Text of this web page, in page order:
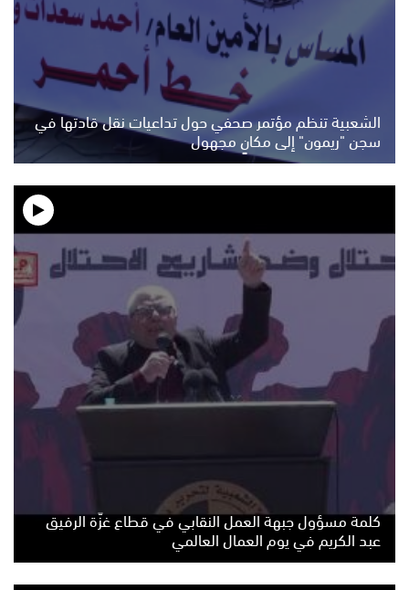
الشعبية تنظم مؤتمر صحفي حول تداعيات نقل قادتها في
سجن "ريمون" إلى مكانٍ مجهول
كلمة مسؤول جبهة العمل النقابي في قطاع غزّة الرفيق
عبد الكريم في يوم العمال العالمي